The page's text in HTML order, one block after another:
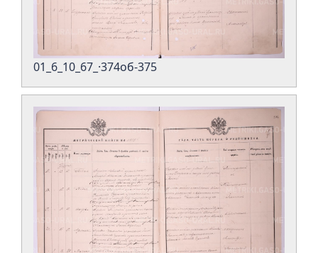
01_6_10_67_·374об-375